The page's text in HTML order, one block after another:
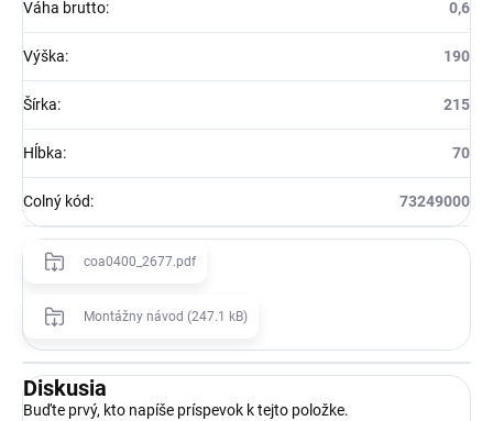
Váha brutto: 0,6
Výška: 190
Šírka: 215
Hĺbka: 70
Colný kód: 73249000
coa0400_2677.pdf
Montážny návod (247.1 kB)
Diskusia
Buďte prvý, kto napíše príspevok k tejto položke.